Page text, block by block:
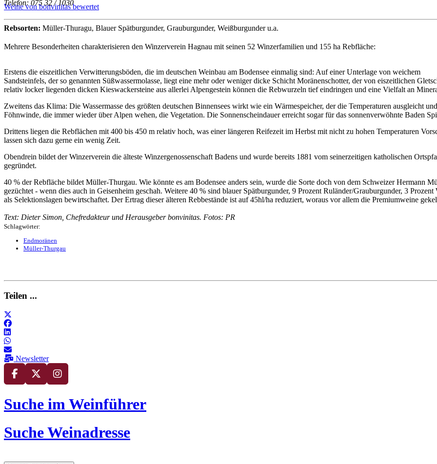
Telefon: 075 32 / 1030
Weine von bonvinitas bewertet
Rebsorten: Müller-Thuragu, Blauer Spätburgunder, Grauburgunder, Weißburgunder u.a.
Mehrere Besonderheiten charakterisieren den Winzerverein Hagnau mit seinen 52 Winzerfamilien und 155 ha Rebfläche:
Erstens die eiszeitlichen Verwitterungsböden, die im deutschen Weinbau am Bodensee einmalig sind: Auf einer Unterlage von weichem
Sandsteinfels, der so genannten Süßwassermolasse, liegt eine mehr oder weniger dicke Schicht Moränenschotter, der von eiszeitlichen
relativ locker liegenden dicken Kieswackersteine aus allerlei Alpengestein können die Rebwurzeln tief eindringen und eine Vielfalt an
Zweitens das Klima: Die Wassermasse des größten deutschen Binnensees wirkt wie ein Wärmespeicher, der die Temperaturen ausgleicht
Föhnwinde, die immer wieder über Alpen wehen, die Vegetation. Die Sonnenscheindauer erreicht sogar für das sonnenverwöhnte Baden
Drittens liegen die Rebflächen mit 400 bis 450 m relativ hoch, was einer längeren Reifezeit im Herbst mit nicht zu hohen Temperaturen
lassen sich dazu gerne ein wenig Zeit.
Obendrein bildet der Winzerverein die älteste Winzergenossenschaft Badens und wurde bereits 1881 vom seinerzeitigen katholischen
gegründet.
40 % der Rebfläche bildet Müller-Thurgau. Wie könnte es am Bodensee anders sein, wurde die Sorte doch von dem Schweizer Hermann
gezüchtet - wenn dies auch in Geisenheim geschah. Weitere 40 % sind blauer Spätburgunder, 9 Prozent Ruländer/Grauburgunder, 3
als Selektionslagen bewirtschaftet. Der Ertrag dieser älteren Rebbestände ist auf 45hl/ha reduziert, woraus vor allem die Premiumweine
Text: Dieter Simon, Chefredakteur und Herausgeber bonvinitas. Fotos: PR
Schlagwörter:
Endmoränen
Müller-Thurgau
Teilen ...
Newsletter
Suche im Weinführer
Suche Weinadresse